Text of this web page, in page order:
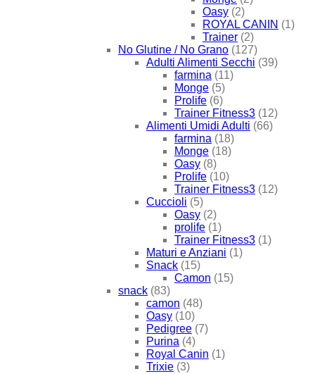
Oasy (2)
ROYAL CANIN (1)
Trainer (2)
No Glutine / No Grano (127)
Adulti Alimenti Secchi (39)
farmina (11)
Monge (5)
Prolife (6)
Trainer Fitness3 (12)
Alimenti Umidi Adulti (66)
farmina (18)
Monge (18)
Oasy (8)
Prolife (10)
Trainer Fitness3 (12)
Cuccioli (5)
Oasy (2)
prolife (1)
Trainer Fitness3 (1)
Maturi e Anziani (1)
Snack (15)
Camon (15)
snack (83)
camon (48)
Oasy (10)
Pedigree (7)
Purina (4)
Royal Canin (1)
Trixie (3)